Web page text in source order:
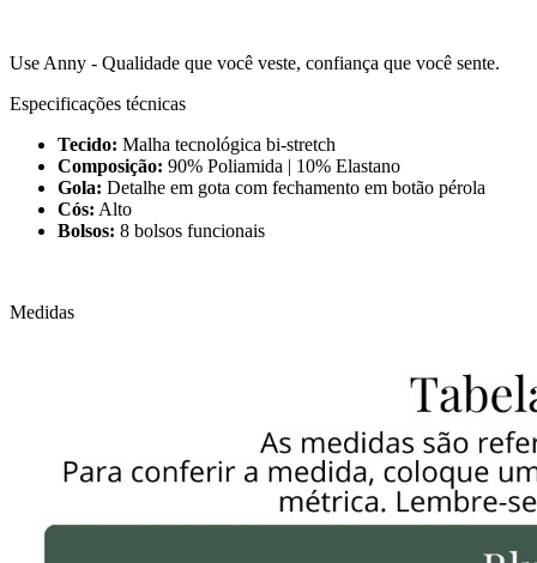
Use Anny - Qualidade que você veste, confiança que você sente.
Especificações técnicas
Tecido: Malha tecnológica bi-stretch
Composição: 90% Poliamida | 10% Elastano
Gola: Detalhe em gota com fechamento em botão pérola
Cós: Alto
Bolsos: 8 bolsos funcionais
Medidas